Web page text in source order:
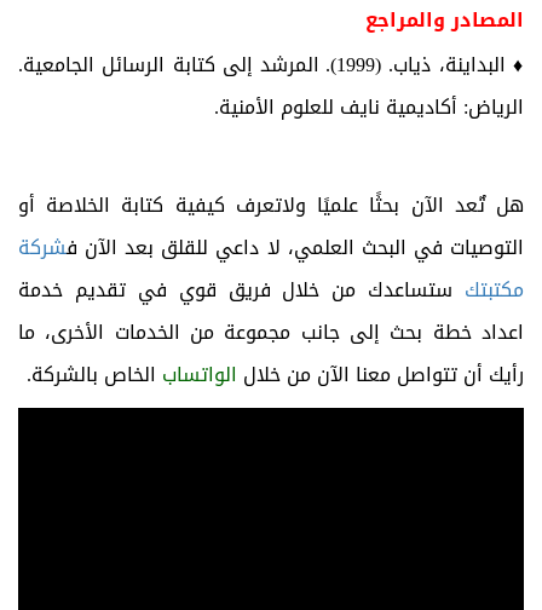
المصادر والمراجع
♦ البداينة، ذياب. (1999). المرشد إلى كتابة الرسائل الجامعية.
الرياض: أكاديمية نايف للعلوم الأمنية.
هل تٌعد الآن بحثًا علميًا ولاتعرف كيفية كتابة الخلاصة أو
التوصيات في البحث العلمي، لا داعي للقلق بعد الآن فشركة
مكتبتك ستساعدك من خلال فريق قوي في تقديم خدمة
اعداد خطة بحث إلى جانب مجموعة من الخدمات الأخرى، ما
رأيك أن تتواصل معنا الآن من خلال الواتساب الخاص بالشركة.